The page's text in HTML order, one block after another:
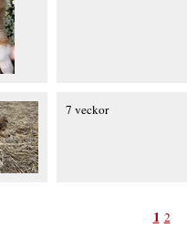
7 veckor
1 2